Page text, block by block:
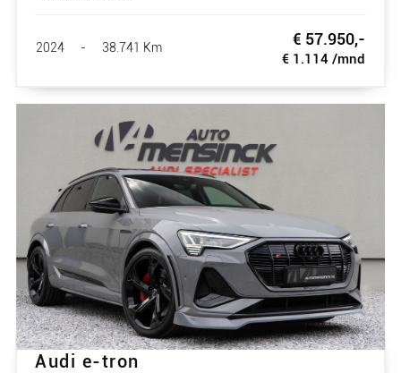
2024 - 38.741 Km € 57.950,-
€ 1.114 /mnd
Audi e-tron